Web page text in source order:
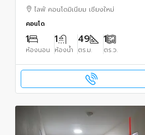
ไลฟ์ คอนโดมิเนียม เชียงใหม่
คอนโด
1
ห้องนอน
1
ห้องน้ำ
49
ตร.ม.
1
ตร.ว.